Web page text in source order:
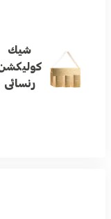
شيك
رنسائى